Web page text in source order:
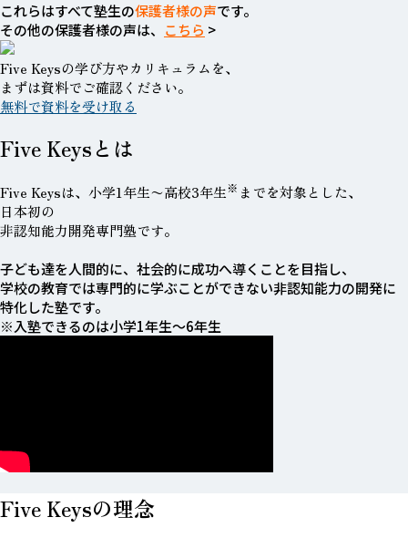
これらはすべて塾生の保護者様の声です。
その他の保護者様の声は、 こちら >
Five Keysの学び方やカリキュラムを、
まずは資料でご確認ください。
無料で資料を受け取る
Five Keysとは
Five Keysは、 小学1年生〜高校3年生※ までを対象とした、
日本初の
非認知能力開発専門塾です。
子ども達を人間的に、社会的に成功へ導くことを目指し、
学校の教育では専門的に学ぶことができない非認知能力の開発に
特化した塾です。
※入塾できるのは小学1年生〜6年生
Five Keysの理念